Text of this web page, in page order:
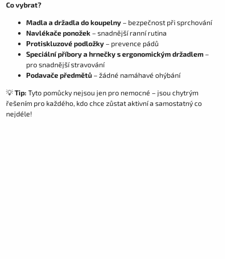
Co vybrat?
Madla a držadla do koupelny – bezpečnost při sprchování
Navlékače ponožek – snadnější ranní rutina
Protiskluzové podložky – prevence pádů
Speciální příbory a hrnečky s ergonomickým držadlem –
pro snadnější stravování
Podavače předmětů – žádné namáhavé ohýbání
💡Tip: Tyto pomůcky nejsou jen pro nemocné – jsou chytrým
řešením pro každého, kdo chce zůstat aktivní a samostatný co
nejdéle!